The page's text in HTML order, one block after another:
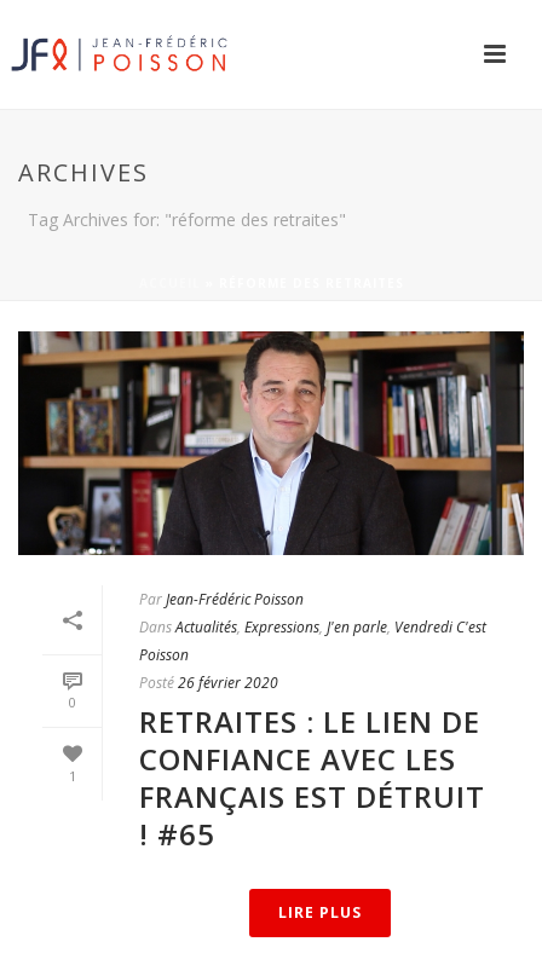
ARCHIVES
Tag Archives for: "réforme des retraites"
0
1
ParJean-Frédéric Poisson
DansActualités, Expressions, J'en parle, Vendredi C'est
Poisson
Posté26 février 2020
RETRAITES : LE LIEN DE
CONFIANCE AVEC LES
FRANÇAIS EST DÉTRUIT
! #65
LIRE PLUS